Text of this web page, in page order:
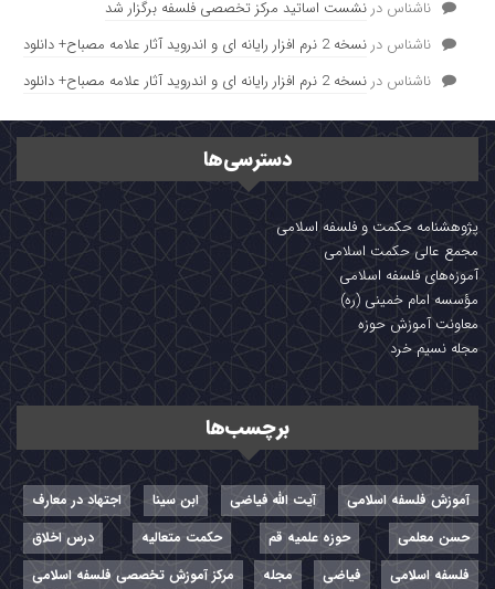
ناشناس در نشست اساتید مرکز تخصصی فلسفه برگزار شد
ناشناس در نسخه 2 نرم افزار رایانه ای و اندروید آثار علامه مصباح+ دانلود
ناشناس در نسخه 2 نرم افزار رایانه ای و اندروید آثار علامه مصباح+ دانلود
دسترسی‌ها
پژوهشنامه حکمت و فلسفه اسلامی
مجمع عالی حکمت اسلامی
آموزه‌های فلسفه اسلامی
مؤسسه امام خمینی (ره)
معاونت آموزش حوزه
مجله نسیم خرد
برچسب‌ها
آموزش فلسفه اسلامی آیت الله فیاضی ابن سینا
اجتهاد در معارف
حسن معلمی
حوزه علمیه قم حکمت متعالیه
درس اخلاق
فلسفه اسلامی
فیاضی مجله مرکز آموزش تخصصی فلسفه اسلامی